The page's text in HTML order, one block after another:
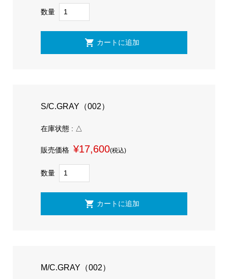
数量
S/C.GRAY（002）
在庫状態 : △
販売価格 ¥17,600(税込)
数量
M/C.GRAY（002）